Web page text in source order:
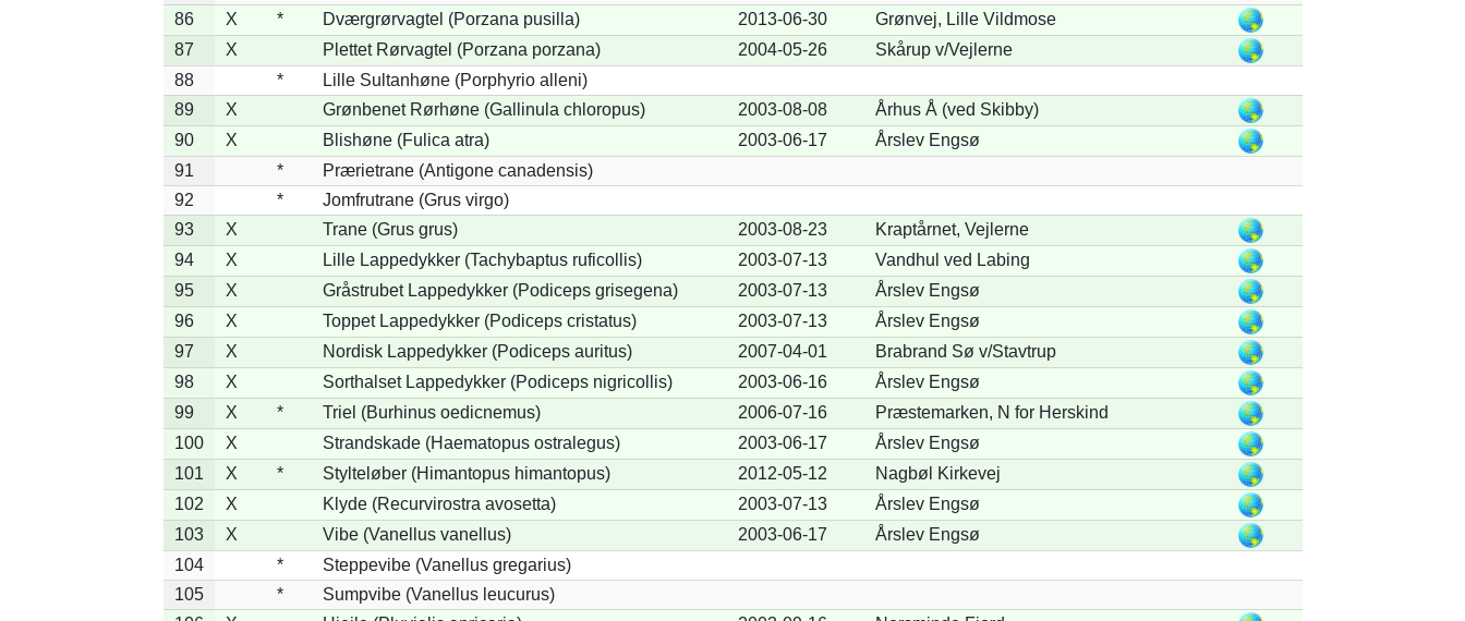
86
X * Dværgrørvagtel (Porzana pusilla) 2013-06-30
Grønvej, Lille Vildmose
87
X Plettet Rørvagtel (Porzana porzana) 2004-05-26
Skårup v/Vejlerne
88
*
Lille Sultanhøne (Porphyrio alleni)
89
X Grønbenet Rørhøne (Gallinula chloropus) 2003-08-08
Århus Å (ved Skibby)
90
X Blishøne (Fulica atra) 2003-06-17
Årslev Engsø
91
*
Prærietrane (Antigone canadensis)
92
*
Jomfrutrane (Grus virgo)
93
X Trane (Grus grus) 2003-08-23
Kraptårnet, Vejlerne
94
X Lille Lappedykker (Tachybaptus ruficollis) 2003-07-13
Vandhul ved Labing
95
X Gråstrubet Lappedykker (Podiceps grisegena) 2003-07-13
Årslev Engsø
96
X Toppet Lappedykker (Podiceps cristatus) 2003-07-13
Årslev Engsø
97
X Nordisk Lappedykker (Podiceps auritus) 2007-04-01
Brabrand Sø v/Stavtrup
98
X Sorthalset Lappedykker (Podiceps nigricollis) 2003-06-16
Årslev Engsø
99
X * Triel (Burhinus oedicnemus) 2006-07-16
Præstemarken, N for Herskind
100
X Strandskade (Haematopus ostralegus) 2003-06-17
Årslev Engsø
101
X * Stylteløber (Himantopus himantopus) 2012-05-12
Nagbøl Kirkevej
102
X Klyde (Recurvirostra avosetta) 2003-07-13
Årslev Engsø
103
X Vibe (Vanellus vanellus) 2003-06-17
Årslev Engsø
104
*
Steppevibe (Vanellus gregarius)
105
*
Sumpvibe (Vanellus leucurus)